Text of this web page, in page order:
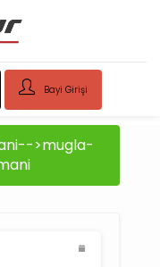
Bayi Girişi
>mugla-